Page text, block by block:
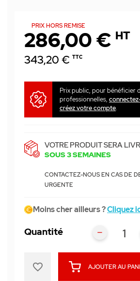
PRIX HORS REMISE
286,00 € HT
343,20 € TTC
Prix public, pour bénéficier
professionnelles,
créez votre compte.
VOTRE PRODUIT SERA
SOUS 3 SEMAINES
CONTACTEZ-NOUS EN CAS DE
URGENTE
Moins cher ailleurs ?Cliquez
Quantité
AJOUTER AU
favorite_border